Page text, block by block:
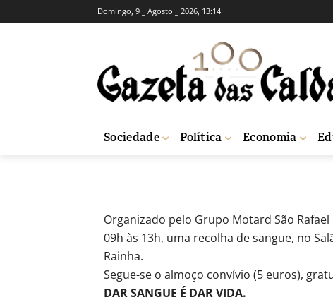
Domingo, 9 _ Agosto _ 2026, 13:14
Sociedade Política Economia
DESPORTO
Recolha de
Redação 18 de Novembro, 2016 1304
Organizado pelo Grupo Motard São
09h às 13h, uma recolha de sangue, no
Rainha.
Segue-se o almoço convívio (5 euros),
DAR SANGUE É DAR VIDA.